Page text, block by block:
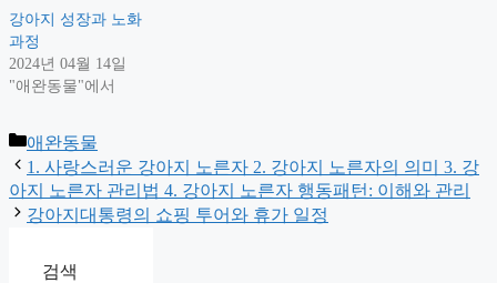
강아지 성장과 노화
과정
2024년 04월 14일
"애완동물"에서
Categories
애완동물
1. 사랑스러운 강아지 노른자 2. 강아지 노른자의 의미 3. 강
아지 노른자 관리법 4. 강아지 노른자 행동패턴: 이해와 관리
강아지대통령의 쇼핑 투어와 휴가 일정
검색